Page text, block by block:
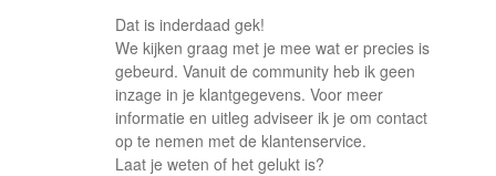
Dat is inderdaad gek!
We kijken graag met je mee wat er precies is
gebeurd. Vanuit de community heb ik geen
inzage in je klantgegevens. Voor meer
informatie en uitleg adviseer ik je om contact
op te nemen met de klantenservice.
Laat je weten of het gelukt is?